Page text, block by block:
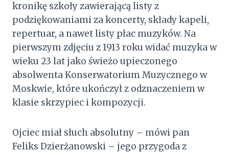
kronikę szkoły zawierającą listy z
podziękowaniami za koncerty, składy kapeli,
repertuar, a nawet listy płac muzyków. Na
pierwszym zdjęciu z 1913 roku widać muzyka w
wieku 23 lat jako świeżo upieczonego
absolwenta Konserwatorium Muzycznego w
Moskwie, które ukończył z odznaczeniem w
klasie skrzypiec i kompozycji.
Ojciec miał słuch absolutny – mówi pan
Feliks Dzierżanowski – jego przygoda z